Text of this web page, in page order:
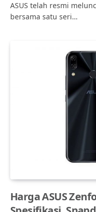
ASUS telah resmi
bersama satu seri…
Harga ASUS